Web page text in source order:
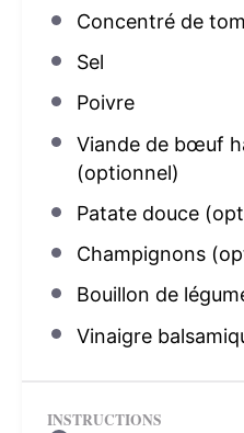
Concentré de
Sel
Poivre
Viande de bœuf
(optionnel)
Patate douce
Champignons
Bouillon de
Vinaigre
INSTRUCTIONS